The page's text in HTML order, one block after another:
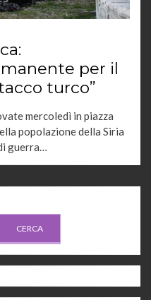
per il
turco”
mercoledì in piazza
popolazione della Siria
guerra…
CERCA